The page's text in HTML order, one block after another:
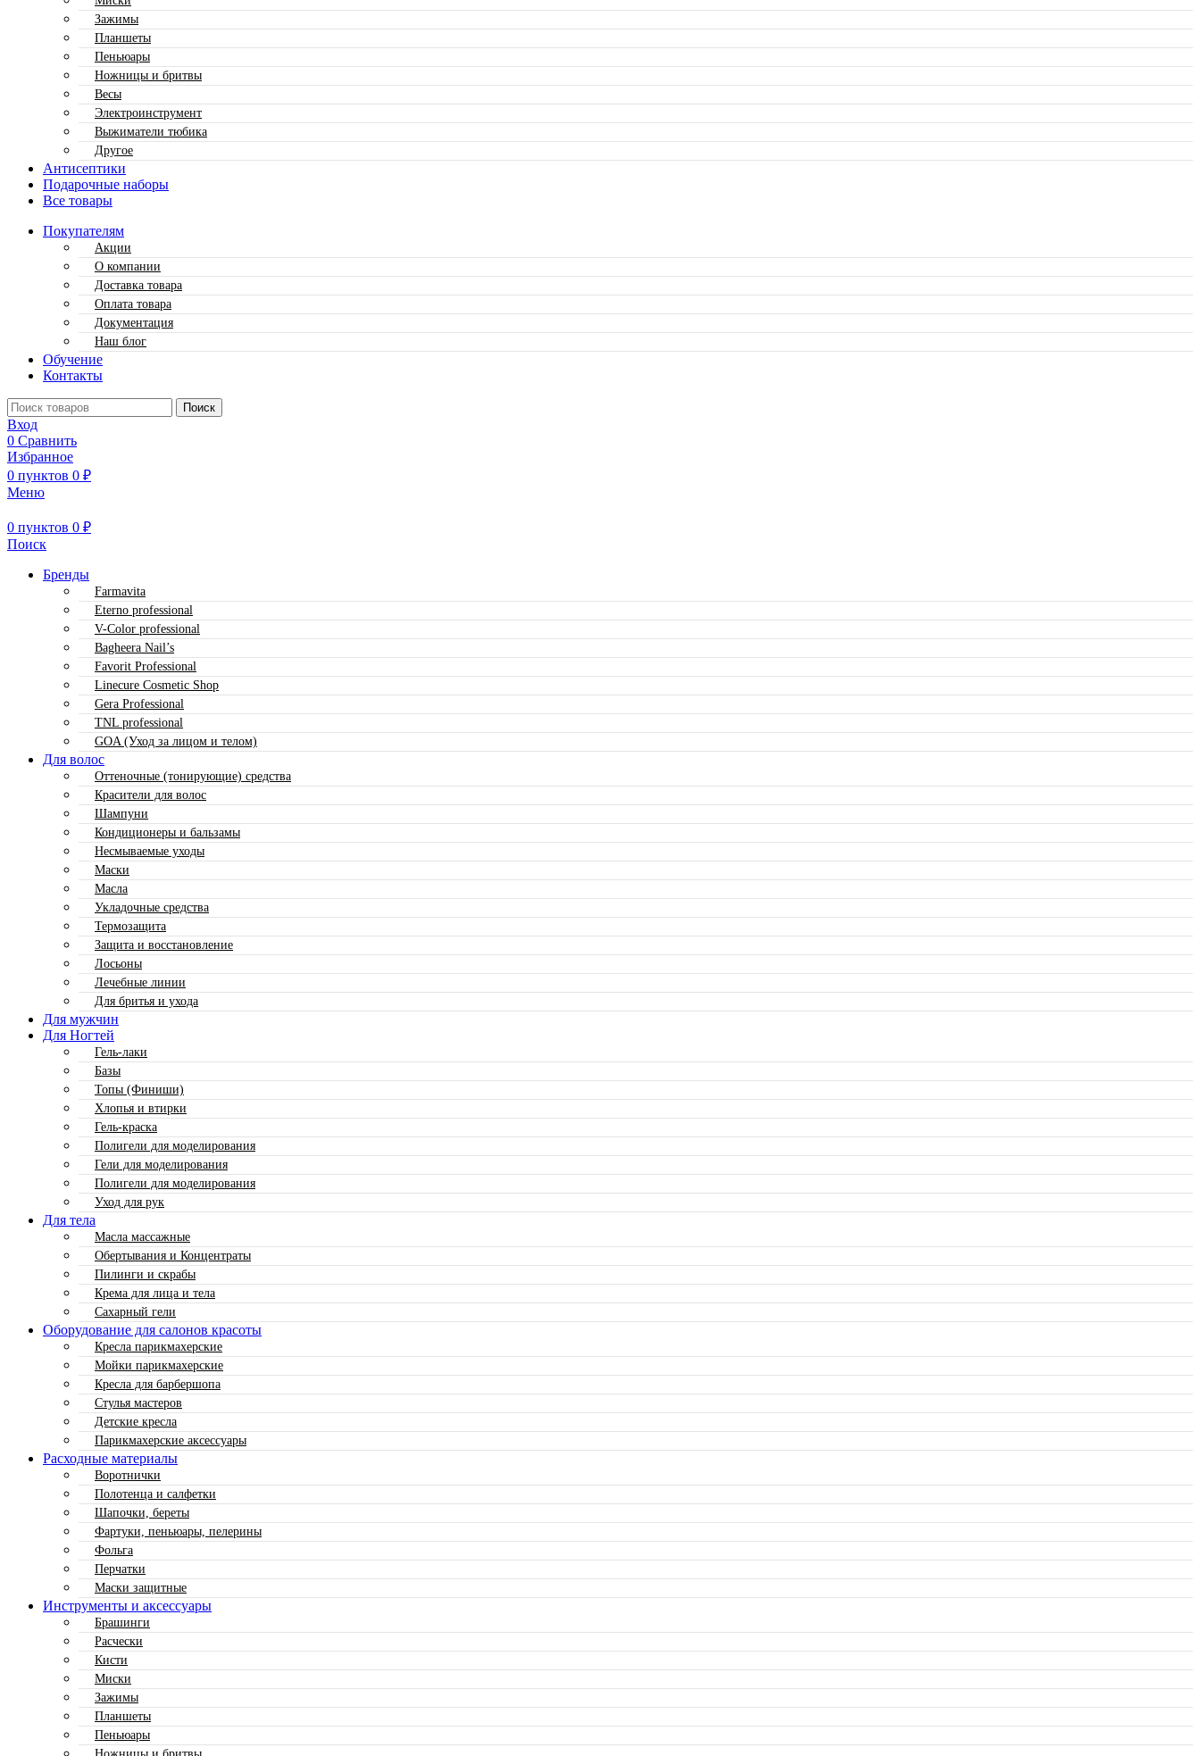
Зажимы
Планшеты
Пеньюары
Ножницы и бритвы
Весы
Электроинструмент
Выжиматели тюбика
Другое
Антисептики
Подарочные наборы
Все товары
Покупателям
Акции
О компании
Доставка товара
Оплата товара
Документация
Наш блог
Обучение
Контакты
Поиск
Вход
0 Сравнить
Избранное
0 пунктов 0 ₽
Меню
0 пунктов 0 ₽
Поиск
Бренды
Farmavita
Eterno professional
V-Color professional
Bagheera Nail’s
Favorit Professional
Linecure Cosmetic Shop
Gera Professional
TNL professional
GOA (Уход за лицом и телом)
Для волос
Оттеночные (тонирующие) средства
Красители для волос
Шампуни
Кондиционеры и бальзамы
Несмываемые уходы
Маски
Масла
Укладочные средства
Термозащита
Защита и восстановление
Лосьоны
Лечебные линии
Для бритья и ухода
Для мужчин
Для Ногтей
Гель-лаки
Базы
Топы (Финиши)
Хлопья и втирки
Гель-краска
Полигели для моделирования
Гели для моделирования
Полигели для моделирования
Уход для рук
Для тела
Масла массажные
Обертывания и Концентраты
Пилинги и скрабы
Крема для лица и тела
Сахарный гели
Оборудование для салонов красоты
Кресла парикмахерские
Мойки парикмахерские
Кресла для барбершопа
Стулья мастеров
Детские кресла
Парикмахерские аксессуары
Расходные материалы
Воротнички
Полотенца и салфетки
Шапочки, береты
Фартуки, пеньюары, пелерины
Фольга
Перчатки
Маски защитные
Инструменты и аксессуары
Брашинги
Расчески
Кисти
Миски
Зажимы
Планшеты
Пеньюары